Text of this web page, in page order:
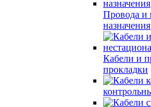
Провода и
назначения
Кабели и
прокладки